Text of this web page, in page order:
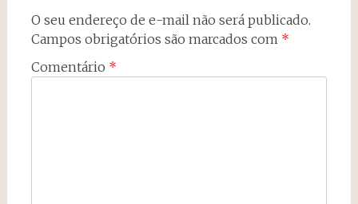
O seu endereço de e-mail não será publicado.
Campos obrigatórios são marcados com *
Comentário *